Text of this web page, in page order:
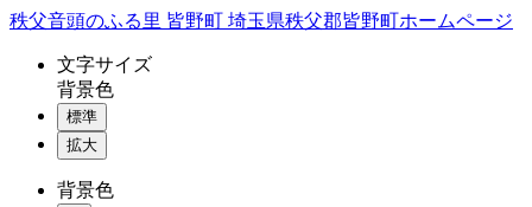
コ
秩父音頭のふる里 皆野町 埼玉県秩父郡皆野町ホームページ
文字サイズ
背景色
標準
拡大
背景色